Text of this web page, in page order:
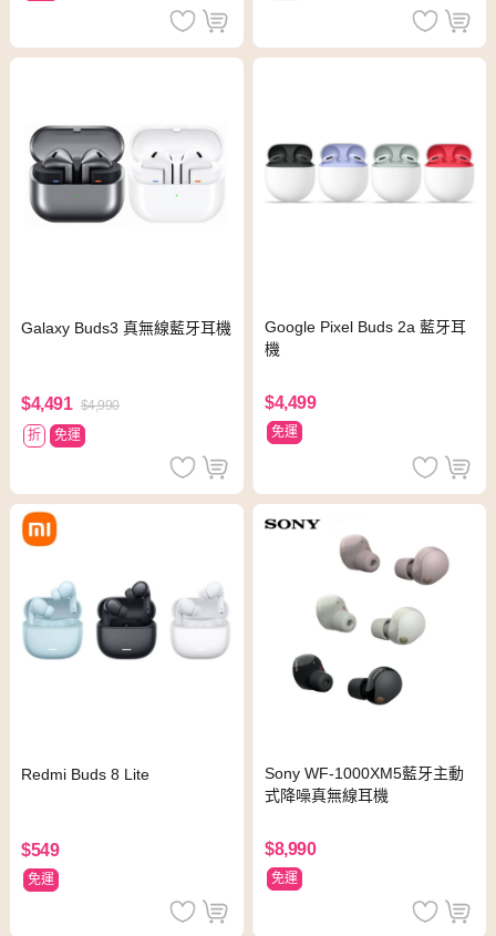
Galaxy Buds3 真無線藍牙耳機
$4,491 $4,990
折
免運
Google Pixel Buds 2a 藍牙耳
機
$4,499
免運
Redmi Buds 8 Lite
$549
免運
Sony WF-1000XM5藍牙主動
式降噪真無線耳機
$8,990
免運